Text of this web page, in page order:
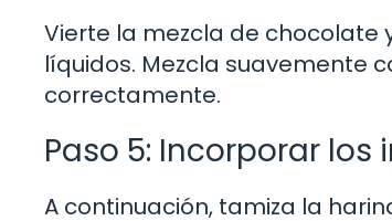
Vierte la mezcla de chocolate
líquidos. Mezcla suavemente
correctamente.
Paso 5: Incorporar
A continuación, tamiza la